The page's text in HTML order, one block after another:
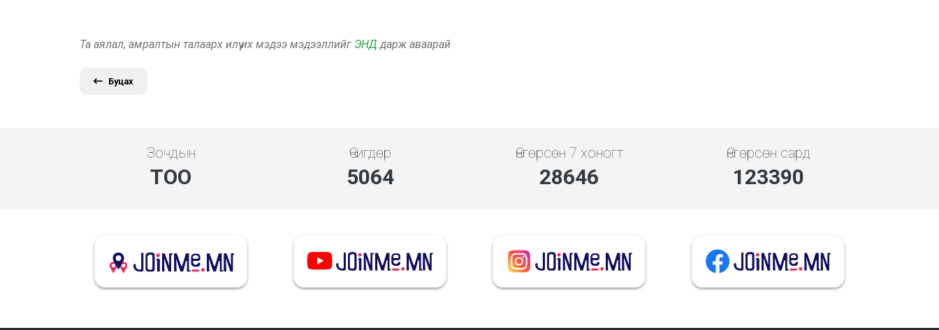
Та аялал, амралтын талаарх илүү их мэдээ мэдээллийг ЭНД дарж аваарай
Буцах
Зочдын
ТОО
Өчигдөр
5843
Өнгөрсөн 7 хоногт
33053
Өнгөрсөн сард
142373